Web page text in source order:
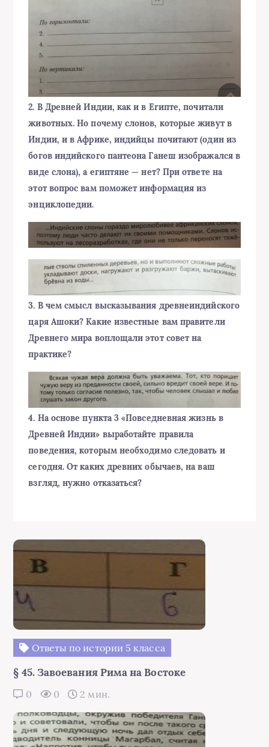
2. В Древней Индии, как и в Египте, почитали
животных. Но почему слонов, которые живут в
Индии, и в Африке, индийцы почитают (один из
богов индийского пантеона Ганеш изображался в
виде слона), а египтяне — нет? При ответе на
этот вопрос вам поможет информация из
энциклопедии.
3. В чем смысл высказывания древнеиндийского
царя Ашоки? Какие известные вам правители
Древнего мира воплощали этот совет на
практике?
4. На основе пункта 3 «Повседневная жизнь в
Древней Индии» выработайте правила
поведения, которым необходимо следовать и
сегодня. От каких древних обычаев, на ваш
взгляд, нужно отказаться?
Ответы по истории 5 класса
§ 45. Завоевания Рима на Востоке
0 0 2 мин.